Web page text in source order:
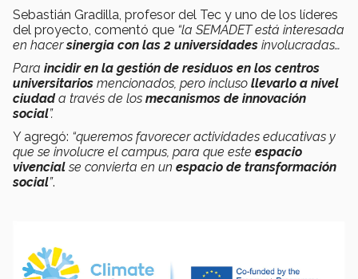
Sebastián Gradilla, profesor del Tec y uno de los líderes
del proyecto, comentó que “la SEMADET está interesada
en hacersinergia con las 2 universidades involucradas…
Para incidir en la gestión de residuos en los centros
universitarios mencionados, pero incluso llevarlo a nivel
ciudada través de los mecanismos de innovación
social”.
Y agregó: “queremos favorecer actividades educativas y
que se involucre el campus, para que este espacio
vivencialse convierta en un espacio de transformación
social”.